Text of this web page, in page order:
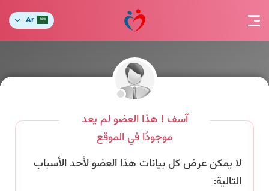
Ar
آسف ! هذا العضو لم يعد
موجودًا في الموقع
لا يمكن عرض كل بيانات هذا العضو لأحد الأسباب
التالية: